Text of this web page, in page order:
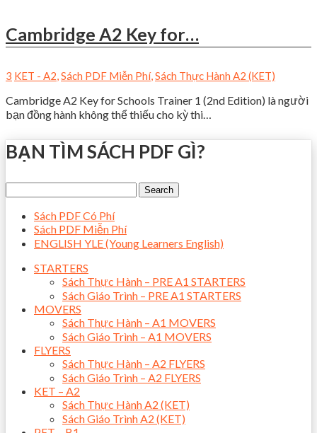
Cambridge A2 Key for…
3 KET - A2,Sách PDF Miễn Phí,Sách Thực Hành A2 (KET)
Cambridge A2 Key for Schools Trainer 1 (2nd Edition) là người
bạn đồng hành không thể thiếu cho kỳ thi…
BẠN TÌM SÁCH PDF GÌ?
Sách PDF Có Phí
Sách PDF Miễn Phí
ENGLISH YLE (Young Learners English)
STARTERS
Sách Thực Hành – PRE A1 STARTERS
Sách Giáo Trình – PRE A1 STARTERS
MOVERS
Sách Thực Hành – A1 MOVERS
Sách Giáo Trình – A1 MOVERS
FLYERS
Sách Thực Hành – A2 FLYERS
Sách Giáo Trình – A2 FLYERS
KET – A2
Sách Thực Hành A2 (KET)
Sách Giáo Trình A2 (KET)